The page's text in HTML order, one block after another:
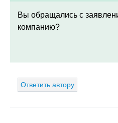
Вы обращались с
компанию?
Ответить автору